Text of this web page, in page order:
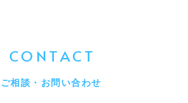
CONTACT
ご相談・お問い合わせ